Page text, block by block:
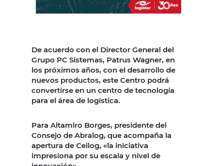
De acuerdo con el Director General del
Grupo PC Sistemas, Patrus Wagner, en
los próximos años, con el desarrollo de
nuevos productos, este Centro podrá
convertirse en un centro de tecnología
para el área de logística.
Para Altamiro Borges, presidente del
Consejo de Abralog, que acompaña la
apertura de Ceilog, «la iniciativa
impresiona por su escala y nivel de